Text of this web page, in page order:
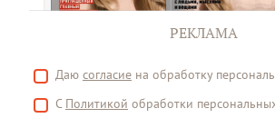
РЕКЛАМА
Даю согласие на обработку
С Политикой обработки